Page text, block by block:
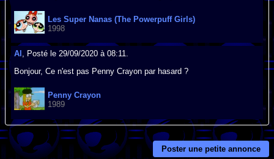
Les Super Nanas (The Powerpuff Girls)
1998
Al , Posté le 29/09/2020 à 08:11.
Bonjour, Ce n'est pas Penny Crayon par hasard ?
Penny Crayon
1989
Poster une petite annonce